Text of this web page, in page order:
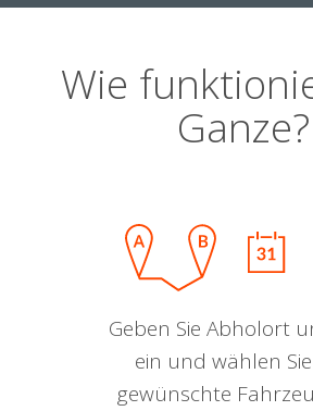
Wie
Ganze?
Geben Sie Abholort
ein und wählen
gewünschte